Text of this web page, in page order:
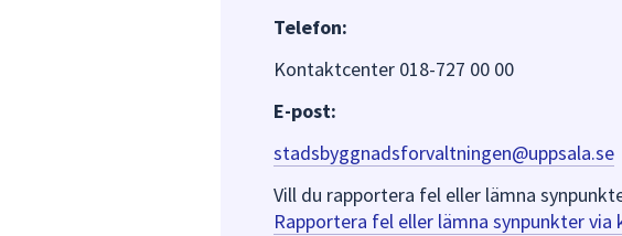
Telefon:
Kontaktcenter 018-727 00 00
E-post:
stadsbyggnadsforvaltningen@uppsala.se
Vill du rapportera fel eller lämna
Rapportera fel eller lämna synpunkter